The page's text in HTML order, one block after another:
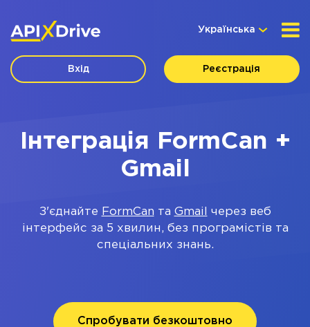
Українська
Вхід Реєстрація
Інтеграція FormCan +
Gmail
З'єднайте FormCan та Gmail
через веб
інтерфейс за 5 хвилин, без програмістів та
спеціальних знань.
Спробувати безкоштовно